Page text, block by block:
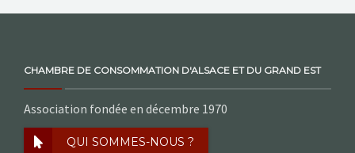
CHAMBRE DE CONSOMMATION D'ALSACE ET DU GRAND EST
Association fondée en décembre 1970
QUI SOMMES-NOUS ?